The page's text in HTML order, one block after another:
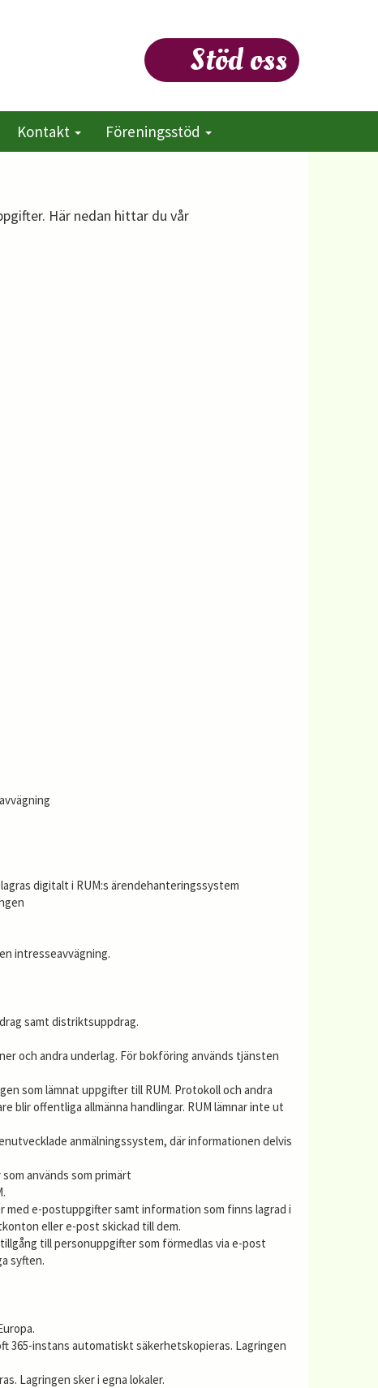
Stöd oss
Kontakt Föreningsstöd
Här nedan hittar du vår
digitalt i RUM:s ärendehanteringssystem
intresseavvägning.
samt distriktsuppdrag.
och andra underlag. För bokföring används tjänsten
som lämnat uppgifter till RUM. Protokoll och andra
blir offentliga allmänna handlingar. RUM lämnar inte ut
anmälningssystem, där informationen delvis
används som primärt
e-postuppgifter samt information som finns lagrad i
eller e-post skickad till dem.
till personuppgifter som förmedlas via e-post
syften.
365-instans automatiskt säkerhetskopieras. Lagringen
Lagringen sker i egna lokaler.